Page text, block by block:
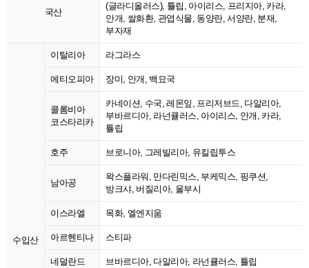
국산
(글라디올러스), 튤립, 아이리스, 프리지아, 카라,
안개, 쌀화환, 관엽식물, 동양란, 서양란, 분재,
부자재
수입산
이탈리아 라그라스
에티오피아 장미, 안개, 백묘국
콜롬비아
코스타리카
카네이션, 수국, 레몬잎, 프리저브드, 다알리아,
부바르디아, 라넌큘러스, 아이리스, 안개, 카라,
튤립
호주 브로니아, 그레빌리아, 유킬립투스
남아공
왁스플라워, 만다린믹스, 부케믹스, 핑쿠션,
방크샤, 버질리아, 울부시
이스라엘 목화, 엘엔지움
아르헨티나 스티파
네덜란드 브바르디아, 다알리아, 라넌큘러스, 튤립